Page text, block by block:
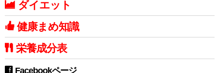
ダイエット
健康まめ知識
栄養成分表
Facebookページ